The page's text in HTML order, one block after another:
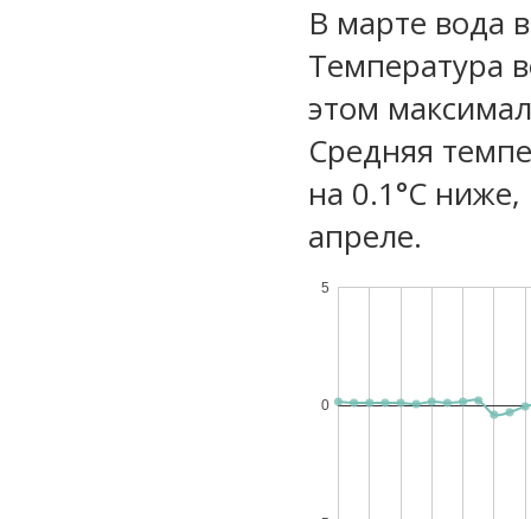
В марте вода
Температура
этом
Средняя
на 0.1°C
апреле.
0
5